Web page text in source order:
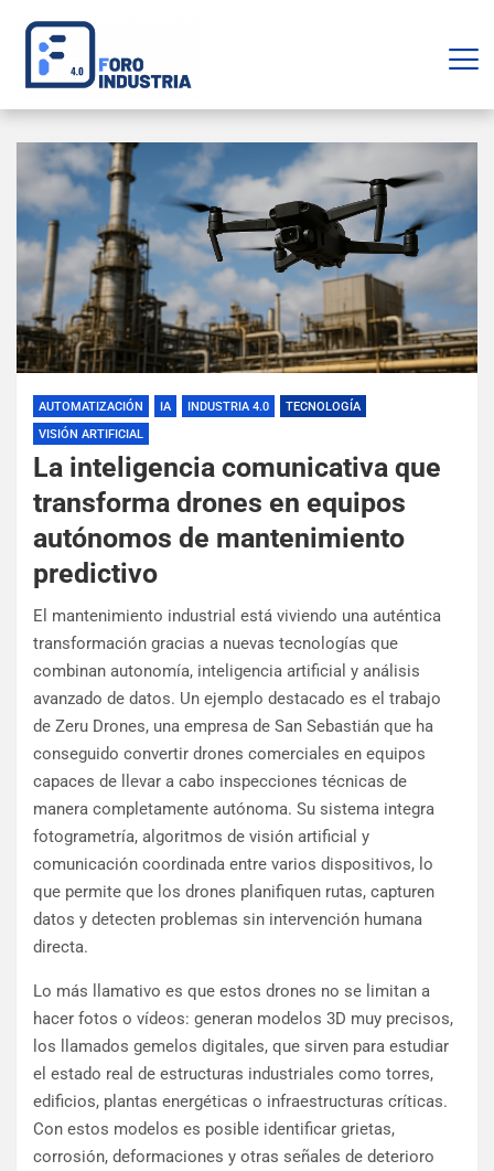
AUTOMATIZACIÓN IA INDUSTRIA 4.0
TECNOLOGÍA
VISIÓN ARTIFICIAL
La inteligencia comunicativa que
transforma drones en equipos
autónomos de mantenimiento
predictivo
El mantenimiento industrial está viviendo una auténtica
transformación gracias a nuevas tecnologías que
combinan autonomía, inteligencia artificial y análisis
avanzado de datos. Un ejemplo destacado es el trabajo
de Zeru Drones, una empresa de San Sebastián que ha
conseguido convertir drones comerciales en equipos
capaces de llevar a cabo inspecciones técnicas de
manera completamente autónoma. Su sistema integra
fotogrametría, algoritmos de visión artificial y
comunicación coordinada entre varios dispositivos, lo
que permite que los drones planifiquen rutas, capturen
datos y detecten problemas sin intervención humana
directa.
Lo más llamativo es que estos drones no se limitan a
hacer fotos o vídeos: generan modelos 3D muy precisos,
los llamados gemelos digitales, que sirven para estudiar
el estado real de estructuras industriales como torres,
edificios, plantas energéticas o infraestructuras críticas.
Con estos modelos es posible identificar grietas,
corrosión, deformaciones y otras señales de deterioro